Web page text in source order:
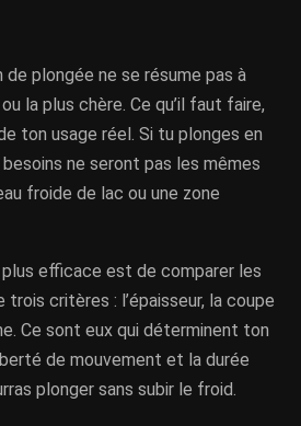
de plongée ne se résume pas à
la plus chère. Ce qu’il faut faire,
ton usage réel. Si tu plonges en
ne seront pas les mêmes
froide de lac ou une zone
efficace est de comparer les
critères : l’épaisseur, la coupe
Ce sont eux qui déterminent ton
de mouvement et la durée
plonger sans subir le froid.